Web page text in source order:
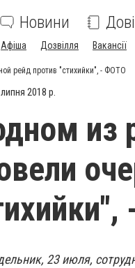
Новини
Афіша Дозвілля Вакансії
рейд против "стихийки", - ФОТО
2018 р.
из
23 июля,